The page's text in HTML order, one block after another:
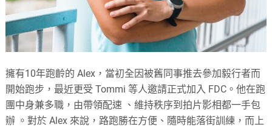
擁有10年跑齡的 Alex，當初全因被舊同事推去參加毅行者而
開始跑步，最近更受 Tommi 等人邀請正式加入 FDC。他在跑
團中身兼多職，由帶領配速 、維持秩序到拍片影相都一手包
辦 。對於 Alex 來說，路跑勝在方便、隨時能落街訓練，而上